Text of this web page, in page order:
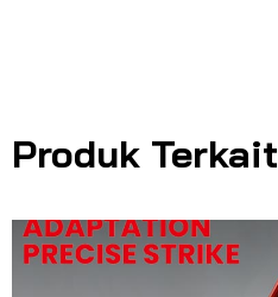
Produk Terkait